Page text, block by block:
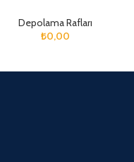
Depolama Rafları
₺0,00